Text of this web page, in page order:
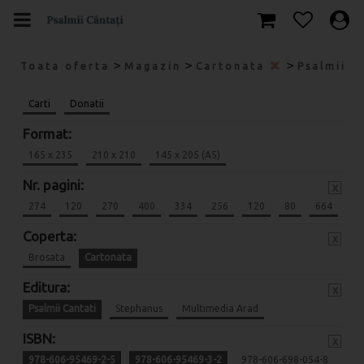
Toata oferta > Magazin > Cartonata > Psalmii
Carti Donatii
Format:
165 x 235 210 x 210 145 x 205 (A5)
Nr. pagini:
274 120 270 400 334 256 120 80 664
Coperta:
Brosata Cartonata
Editura:
Psalmii Cantati Stephanus Multimedia Arad
ISBN:
978-606-95469-2-5 978-606-95469-3-2 978-606-698-054-8